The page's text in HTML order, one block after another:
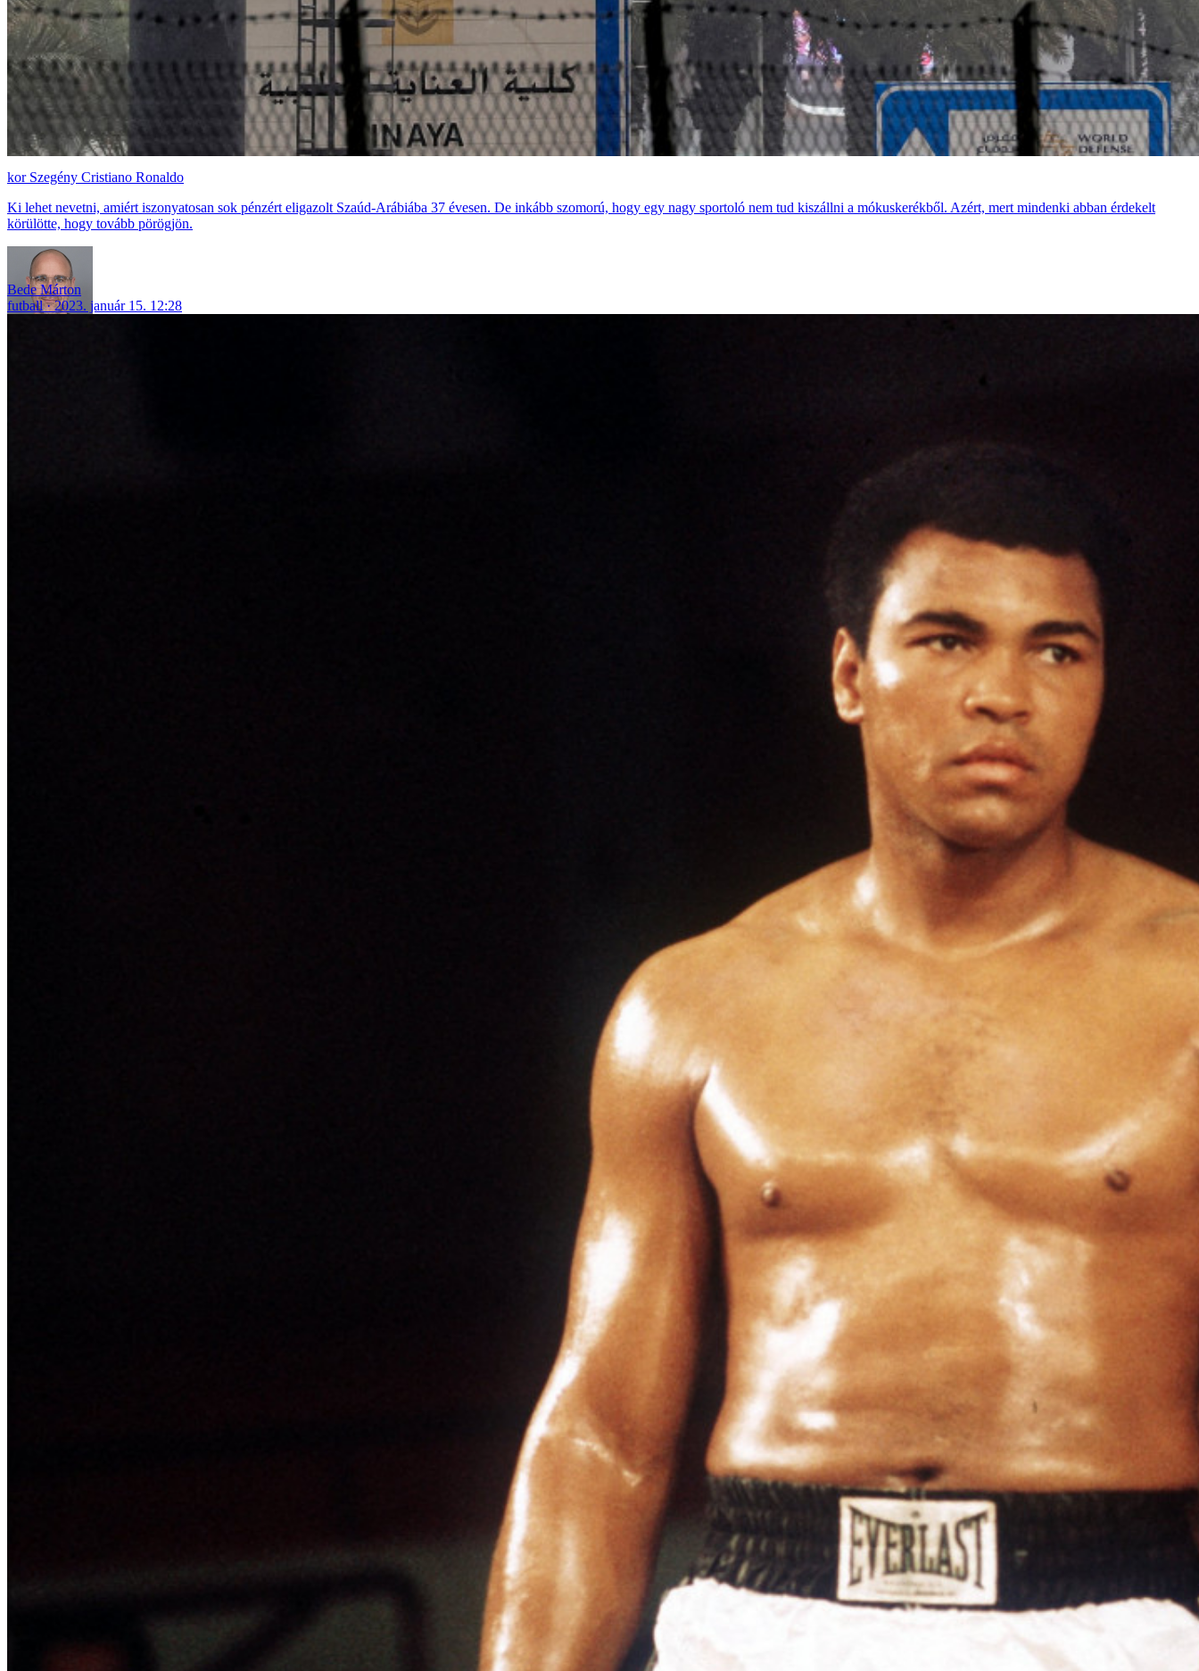
Szegény Cristiano Ronaldo
Ki lehet nevetni, amiért iszonyatosan sok pénzért eligazolt Szaúd-Arábiába 37 évesen. De inkább szomorú, hogy egy nagy sportoló nem tud kiszállni a mókuskerékből. Azért, mert mindenki abban érdekelt
körülötte, hogy tovább pörögjön.
Bede Márton
futball
2023. január 15. 12:28